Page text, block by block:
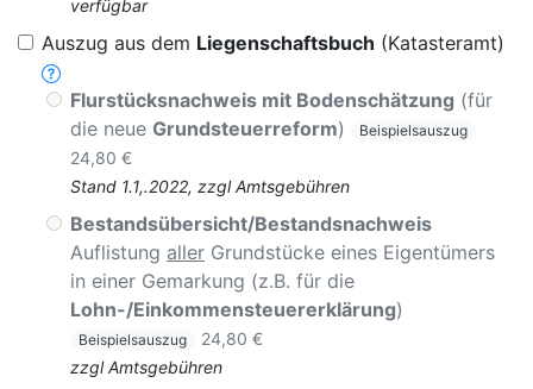
verfügbar
Auszug aus dem Liegenschaftsbuch (Katasteramt)
Flurstücksnachweis mit Bodenschätzung (für
die neue Grundsteuerreform) Beispielsauszug
24,80 €
Stand 1.1,.2022, zzgl Amtsgebühren
Bestandsübersicht/Bestandsnachweis
Auflistung aller Grundstücke eines Eigentümers
in einer Gemarkung (z.B. für die
Lohn-/Einkommensteuererklärung)
Beispielsauszug
24,80 €
zzgl Amtsgebühren